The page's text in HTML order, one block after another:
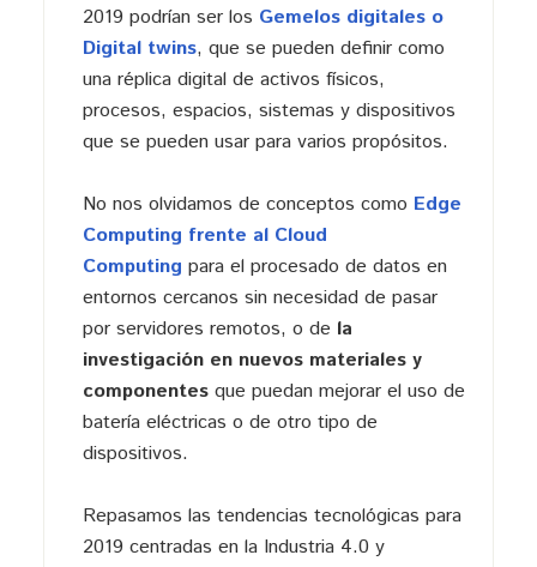
2019 podrían ser los Gemelos digitales o
Digital twins, que se pueden definir como
una réplica digital de activos físicos,
procesos, espacios, sistemas y dispositivos
que se pueden usar para varios propósitos.
No nos olvidamos de conceptos como Edge
Computing frente al Cloud
Computing para el procesado de datos en
entornos cercanos sin necesidad de pasar
por servidores remotos, o de la
investigación en nuevos materiales y
componentesque puedan mejorar el uso de
batería eléctricas o de otro tipo de
dispositivos.
Repasamos las tendencias tecnológicas para
2019 centradas en la Industria 4.0 y